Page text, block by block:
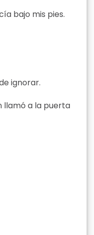
bajo mis pies.
ignorar.
llamó a la puerta